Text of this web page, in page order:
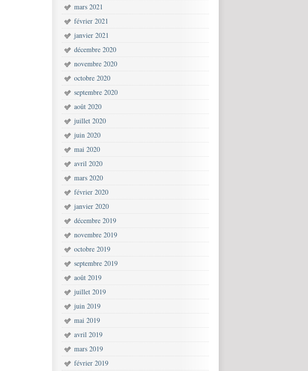
mars 2021
février 2021
janvier 2021
décembre 2020
novembre 2020
octobre 2020
septembre 2020
août 2020
juillet 2020
juin 2020
mai 2020
avril 2020
mars 2020
février 2020
janvier 2020
décembre 2019
novembre 2019
octobre 2019
septembre 2019
août 2019
juillet 2019
juin 2019
mai 2019
avril 2019
mars 2019
février 2019